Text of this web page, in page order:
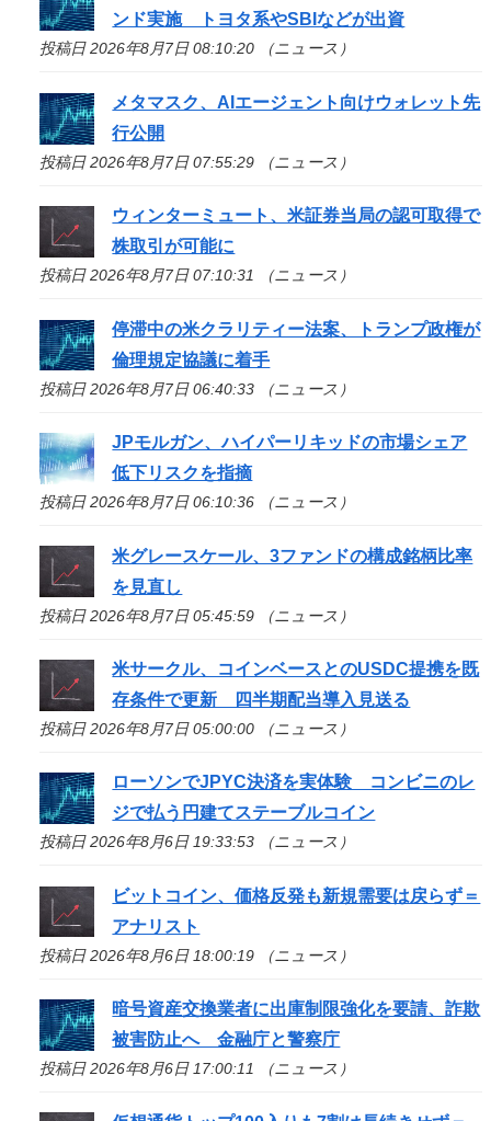
ンド実施 トヨタ系やSBIなどが出資
投稿日 2026年8月7日 08:10:20 （ニュース）
メタマスク、AIエージェント向けウォレット先
行公開
投稿日 2026年8月7日 07:55:29 （ニュース）
ウィンターミュート、米証券当局の認可取得で
株取引が可能に
投稿日 2026年8月7日 07:10:31 （ニュース）
停滞中の米クラリティー法案、トランプ政権が
倫理規定協議に着手
投稿日 2026年8月7日 06:40:33 （ニュース）
JPモルガン、ハイパーリキッドの市場シェア
低下リスクを指摘
投稿日 2026年8月7日 06:10:36 （ニュース）
米グレースケール、3ファンドの構成銘柄比率
を見直し
投稿日 2026年8月7日 05:45:59 （ニュース）
米サークル、コインベースとのUSDC提携を既
存条件で更新 四半期配当導入見送る
投稿日 2026年8月7日 05:00:00 （ニュース）
ローソンでJPYC決済を実体験 コンビニのレ
ジで払う円建てステーブルコイン
投稿日 2026年8月6日 19:33:53 （ニュース）
ビットコイン、価格反発も新規需要は戻らず＝
アナリスト
投稿日 2026年8月6日 18:00:19 （ニュース）
暗号資産交換業者に出庫制限強化を要請、詐欺
被害防止へ 金融庁と警察庁
投稿日 2026年8月6日 17:00:11 （ニュース）